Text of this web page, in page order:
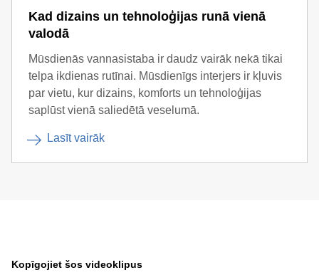
Kad dizains un tehnoloģijas runā vienā
valodā
Mūsdienās vannasistaba ir daudz vairāk nekā tikai
telpa ikdienas rutīnai. Mūsdienīgs interjers ir kļuvis
par vietu, kur dizains, komforts un tehnoloģijas
saplūst vienā saliedētā veselumā.
Lasīt vairāk
Kopīgojiet šos videoklipus